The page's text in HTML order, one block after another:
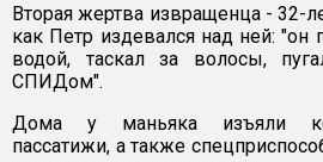
Вторая жертва извращенца - 32-
как Петр издевался над ней: "он
водой, таскал за волосы,
СПИДом".
Дома у маньяка изъяли
пассатижи, а также